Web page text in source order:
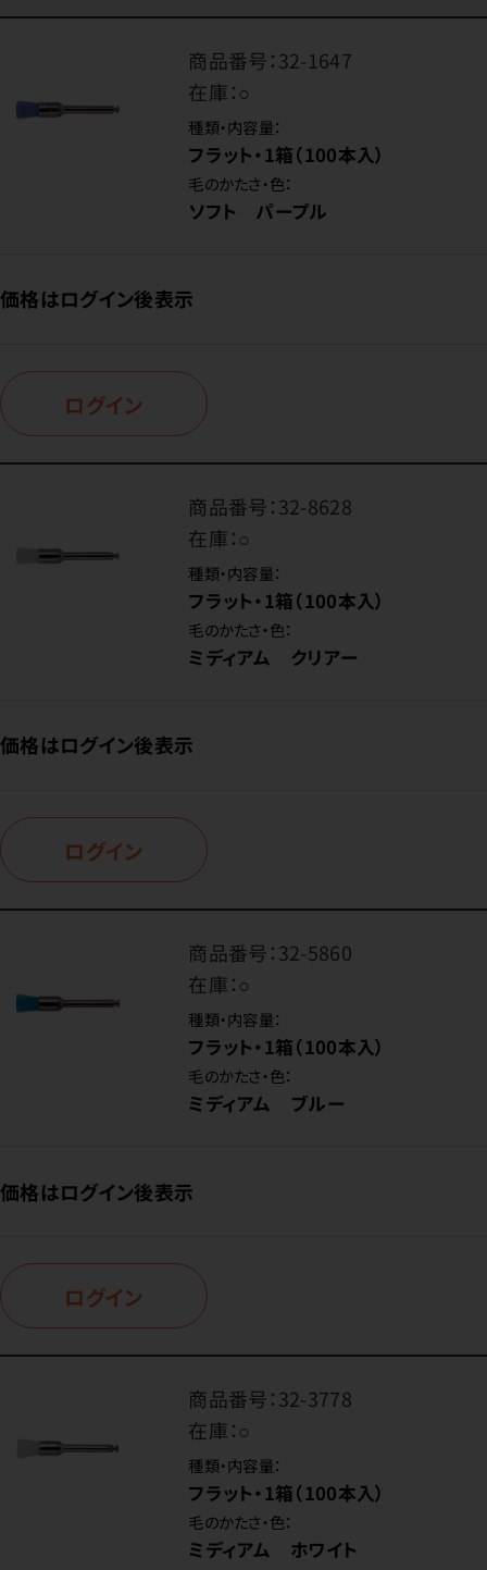
商品番号：32-1647
在庫：○
種類・内容量：
フラット・1箱（100本入）
毛のかたさ・色：
ソフト パープル
価格はログイン後表示
ログイン
商品番号：32-8628
在庫：○
種類・内容量：
フラット・1箱（100本入）
毛のかたさ・色：
ミディアム クリアー
価格はログイン後表示
ログイン
商品番号：32-5860
在庫：○
種類・内容量：
フラット・1箱（100本入）
毛のかたさ・色：
ミディアム ブルー
価格はログイン後表示
ログイン
商品番号：32-3778
在庫：○
種類・内容量：
フラット・1箱（100本入）
毛のかたさ・色：
ミディアム ホワイト